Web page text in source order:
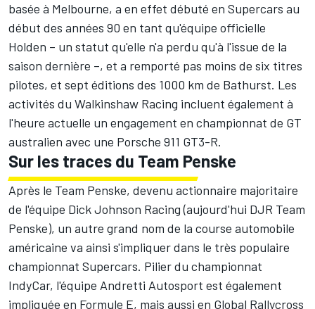
basée à Melbourne, a en effet débuté en Supercars au
début des années 90 en tant qu'équipe officielle
Holden – un statut qu'elle n'a perdu qu'à l'issue de la
saison dernière –, et a remporté pas moins de six titres
pilotes, et sept éditions des 1000 km de Bathurst. Les
activités du Walkinshaw Racing incluent également à
l'heure actuelle un engagement en championnat de GT
australien avec une Porsche 911 GT3-R.
Sur les traces du Team Penske
Après le Team Penske, devenu actionnaire majoritaire
de l'équipe Dick Johnson Racing (aujourd'hui DJR Team
Penske), un autre grand nom de la course automobile
américaine va ainsi s'impliquer dans le très populaire
championnat Supercars. Pilier du championnat
IndyCar, l'équipe Andretti Autosport est également
impliquée en Formule E, mais aussi en Global Rallycross